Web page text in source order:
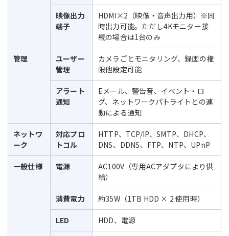
映像出力
端子
HDMI×2（映像・音声出力用）※同
時出力可能。ただし4Kモニター接
続の場合は1台のみ
管理
ユーザー
管理
カメラごとモニタリング、録画の権
限他設定可能
アラート
通知
Eメール、警告音、イベント・ロ
グ、ネットワークパトライトとの連
動による通知
ネットワ
ーク
対応プロ
トコル
HTTP、TCP/IP、SMTP、DHCP、
DNS、DDNS、FTP、NTP、UPnP
一般仕様 電源
AC100V（専用ACアダプタにより供
給）
消費電力 約35W（1TB HDD × 2 使用時）
LED HDD、電源